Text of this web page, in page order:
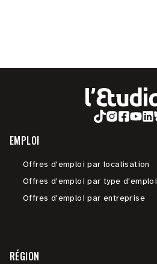
EMPLOI
Offres d'emploi par localisation
Offres d'emploi par type d'emploi
Offres d'emploi par entreprise
RÉGION